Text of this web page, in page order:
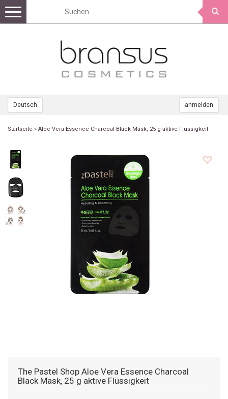
Deutsch anmelden
Toggle
navigation
Startseite » Aloe Vera Essence Charcoal Black Mask, 25 g aktive Flüssigkeit
The Pastel Shop Aloe Vera Essence Charcoal
Black Mask, 25 g aktive Flüssigkeit